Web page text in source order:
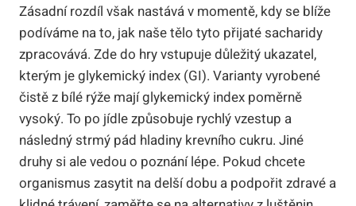
Zásadní rozdíl však nastává v momentě, kdy se blíže
podíváme na to, jak naše tělo tyto přijaté sacharidy
zpracovává. Zde do hry vstupuje důležitý ukazatel,
kterým je glykemický index (GI). Varianty vyrobené
čistě z bílé rýže mají glykemický index poměrně
vysoký. To po jídle způsobuje rychlý vzestup a
následný strmý pád hladiny krevního cukru. Jiné
druhy si ale vedou o poznání lépe. Pokud chcete
organismus zasytit na delší dobu a podpořit zdravé a